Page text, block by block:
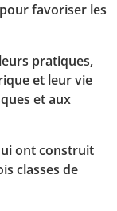
favoriser les
pratiques,
et leur vie
et aux
ont construit
classes de